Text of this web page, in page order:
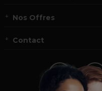
Nos Offres
Contact